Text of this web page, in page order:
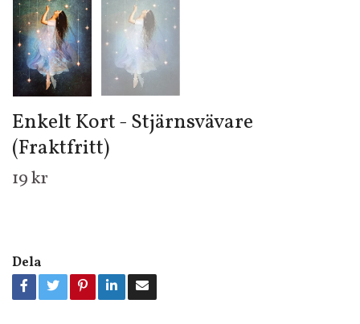
Enkelt Kort - Stjärnsvävare
(Fraktfritt)
19 kr
Dela